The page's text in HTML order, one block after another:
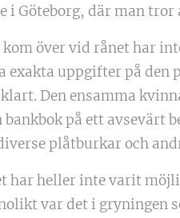
i Göteborg, där man tror
över vid rånet har
uppgifter på den
Den ensamma
bankbok på ett avsevärt
plåtburkar och
har heller inte varit
var det i gryningen